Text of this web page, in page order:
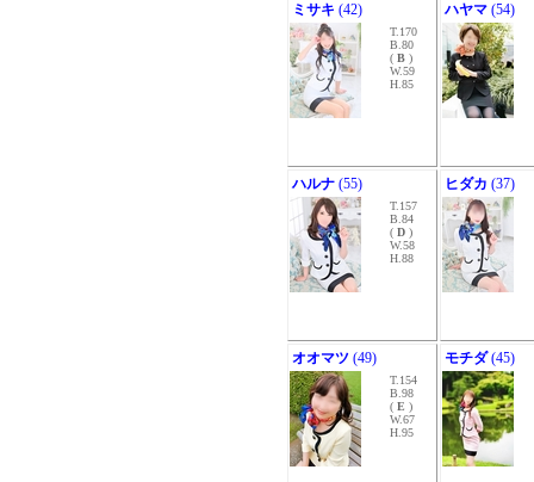
ミサキ (42)
T.170
B.80
( B )
W.59
H.85
ハヤマ (54)
ハルナ (55)
T.157
B.84
( D )
W.58
H.88
ヒダカ (37)
オオマツ (49)
T.154
B.98
( E )
W.67
H.95
モチダ(45)